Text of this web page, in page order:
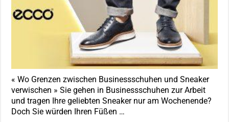
« Wo Grenzen zwischen Businessschuhen und Sneaker
verwischen » Sie gehen in Businessschuhen zur Arbeit
und tragen Ihre geliebten Sneaker nur am Wochenende?
Doch Sie würden Ihren Füßen …